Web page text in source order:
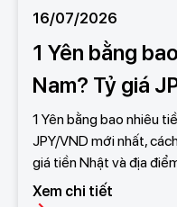
16/07/2026
1 Yên bằng
Nam? Tỷ giá
1 Yên bằng bao nhiêu
JPY/VND mới nhất,
giá tiền Nhật và địa
Xem chi tiết